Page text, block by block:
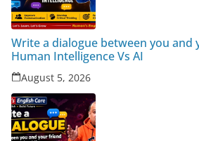
Write a dialogue between you
Human Intelligence Vs AI
August 5, 2026